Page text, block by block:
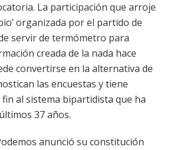
La participación que arroje
organizada por el partido de
servir de termómetro para
creada de la nada hace
convertirse en la alternativa de
las encuestas y tiene
al sistema bipartidista que ha
37 años.
anunció su constitución